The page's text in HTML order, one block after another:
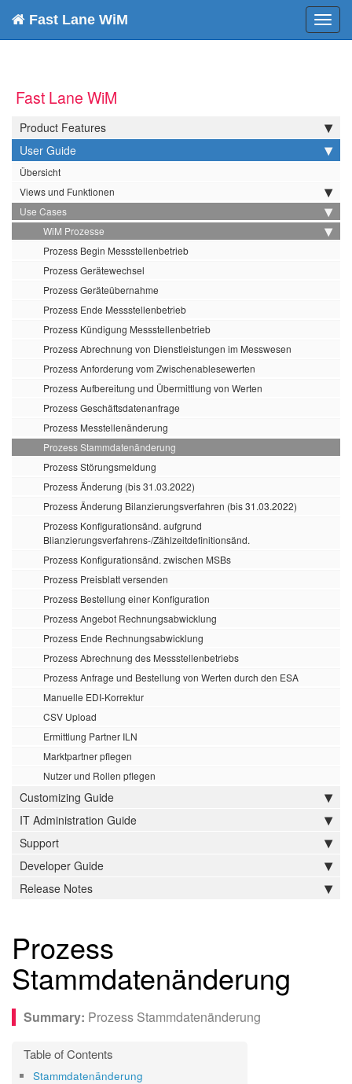
Fast Lane WiM
Fast Lane WiM
Product Features
User Guide
Übersicht
Views und Funktionen
Use Cases
WiM Prozesse
Prozess Begin Messstellenbetrieb
Prozess Gerätewechsel
Prozess Geräteübernahme
Prozess Ende Messstellenbetrieb
Prozess Kündigung Messstellenbetrieb
Prozess Abrechnung von Dienstleistungen im Messwesen
Prozess Anforderung vom Zwischenablesewerten
Prozess Aufbereitung und Übermittlung von Werten
Prozess Geschäftsdatenanfrage
Prozess Messtellenänderung
Prozess Stammdatenänderung
Prozess Störungsmeldung
Prozess Änderung (bis 31.03.2022)
Prozess Änderung Bilanzierungsverfahren (bis 31.03.2022)
Prozess Konfigurationsänd. aufgrund
Blianzierungsverfahrens-/Zählzeitdefinitionsänd.
Prozess Konfigurationsänd. zwischen MSBs
Prozess Preisblatt versenden
Prozess Bestellung einer Konfiguration
Prozess Angebot Rechnungsabwicklung
Prozess Ende Rechnungsabwicklung
Prozess Abrechnung des Messstellenbetriebs
Prozess Anfrage und Bestellung von Werten durch den ESA
Manuelle EDI-Korrektur
CSV Upload
Ermittlung Partner ILN
Marktpartner pflegen
Nutzer und Rollen pflegen
Customizing Guide
IT Administration Guide
Support
Developer Guide
Release Notes
Prozess
Stammdatenänderung
Prozess Stammdatenänderung
Stammdatenänderung